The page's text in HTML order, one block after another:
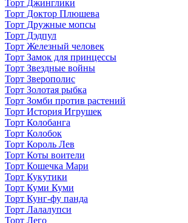
Торт Джинглики
Торт Доктор Плюшева
Торт Дружные мопсы
Торт Дэдпул
Торт Железный человек
Торт Замок для принцессы
Торт Звездные войны
Торт Зверополис
Торт Золотая рыбка
Торт Зомби против растений
Торт История Игрушек
Торт Колобанга
Торт Колобок
Торт Король Лев
Торт Коты воители
Торт Кошечка Мари
Торт Кукутики
Торт Куми Куми
Торт Кунг-фу панда
Торт Лалалупси
Торт Лего